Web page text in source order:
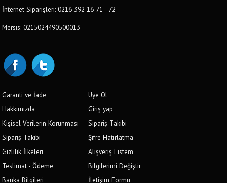
İnternet Siparişleri: 0216 392 16 71 - 72
Mersis: 0215024490500013
Garanti ve İade
Hakkımızda
Kişisel Verilerin Korunması
Sipariş Takibi
Gizlilik İlkeleri
Teslimat - Ödeme
Banka Bilgileri
Üye Ol
Giriş yap
Sipariş Takibi
Şifre Hatırlatma
Alışveriş Listem
Bilgilerimi Değiştir
İletişim Formu